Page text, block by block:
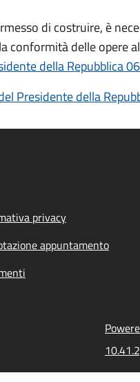
di costruire, è
delle opere
della Repubblica
Presidente della
privacy
appuntamento